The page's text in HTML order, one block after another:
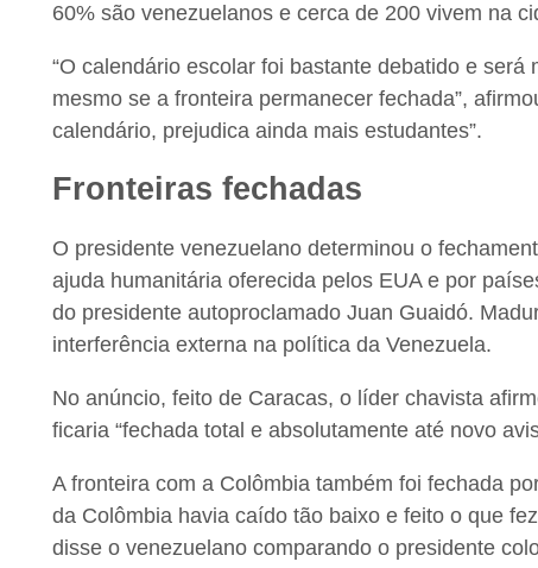
60% são venezuelanos e cerca de 200 vivem na
“O calendário escolar foi bastante debatido e
mesmo se a fronteira permanecer fechada”,
calendário, prejudica ainda mais estudantes”.
Fronteiras fechadas
O presidente venezuelano determinou o
ajuda humanitária oferecida pelos EUA e por
do presidente autoproclamado Juan Guaidó.
interferência externa na política da Venezuela.
No anúncio, feito de Caracas, o líder chavista
ficaria “fechada total e absolutamente até novo
A fronteira com a Colômbia também foi fechada
da Colômbia havia caído tão baixo e feito o que
disse o venezuelano comparando o presidente